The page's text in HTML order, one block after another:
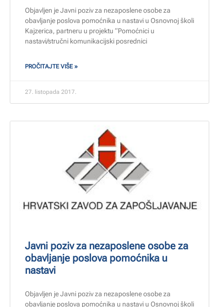
Objavljen je Javni poziv za nezaposlene osobe za
obavljanje poslova pomoćnika u nastavi u Osnovnoj školi
Kajzerica, partneru u projektu “Pomoćnici u
nastavi/stručni komunikacijski posrednici
PROČITAJTE VIŠE »
27. listopada 2017.
Javni poziv za nezaposlene osobe za
obavljanje poslova pomoćnika u
nastavi
Objavljen je Javni poziv za nezaposlene osobe za
obavljanje poslova pomoćnika u nastavi u Osnovnoj školi